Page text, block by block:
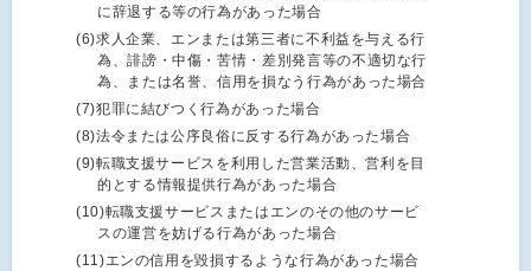
に辞退する等の行為があった場合
(6)求人企業、エンまたは第三者に不利益を与える行
為、誹謗・中傷・苦情・差別発言等の不適切な行
為、または名誉、信用を損なう行為があった場合
(7)犯罪に結びつく行為があった場合
(8)法令または公序良俗に反する行為があった場合
(9)転職支援サービスを利用した営業活動、営利を目
的とする情報提供行為があった場合
(10)転職支援サービスまたはエンのその他のサービ
スの運営を妨げる行為があった場合
(11)エンの信用を毀損するような行為があった場合